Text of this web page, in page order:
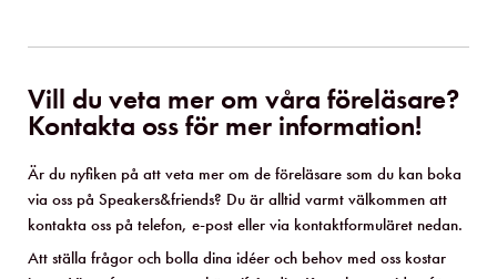
Vill du veta mer om våra föreläsare?
Kontakta oss för mer information!
Är du nyfiken på att veta mer om de föreläsare som du kan boka
via oss på Speakers&friends? Du är alltid varmt välkommen att
kontakta oss på telefon, e-post eller via kontaktformuläret nedan.
Att ställa frågor och bolla dina idéer och behov med oss kostar